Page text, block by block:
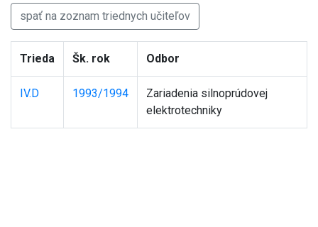
spať na zoznam triednych učiteľov
Trieda Šk. rok Odbor
IV.D 1993/1994
Zariadenia silnoprúdovej
elektrotechniky